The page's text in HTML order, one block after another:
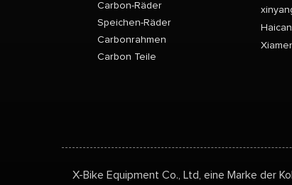
Carbon-Räder
Speichen-Räder
Carbonrahmen
Carbon Teile
X-Bike Equipment Co., Ltd, eine Marke der